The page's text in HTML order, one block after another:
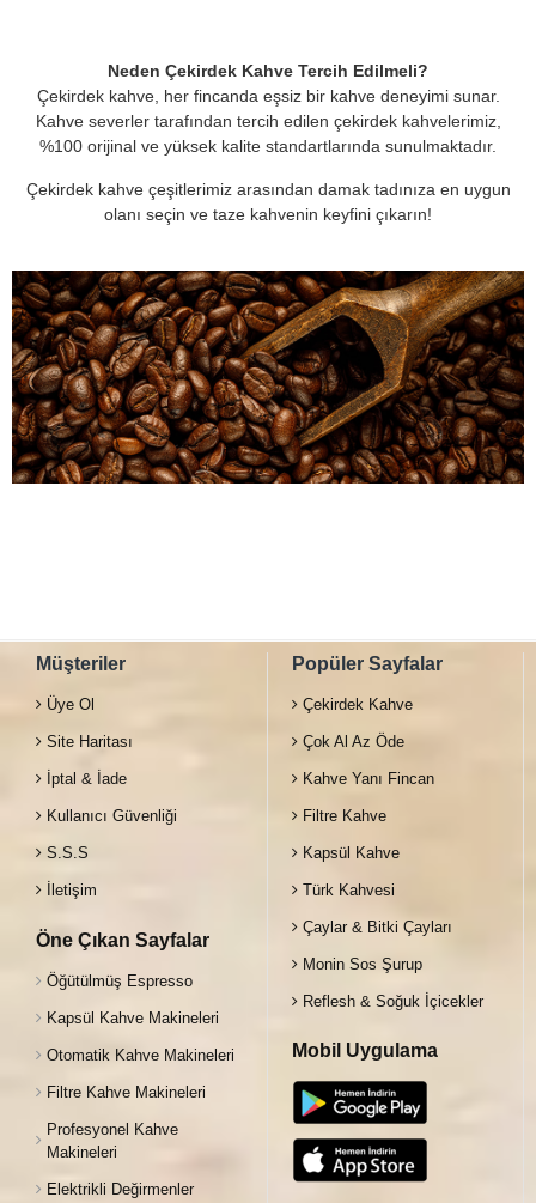
Neden Çekirdek Kahve Tercih Edilmeli?
Çekirdek kahve, her fincanda eşsiz bir kahve deneyimi sunar.
Kahve severler tarafından tercih edilen çekirdek kahvelerimiz,
%100 orijinal ve yüksek kalite standartlarında sunulmaktadır.
Çekirdek kahve çeşitlerimiz arasından damak tadınıza en uygun
olanı seçin ve taze kahvenin keyfini çıkarın!
Müşteriler
Üye Ol
Site Haritası
İptal & İade
Kullanıcı Güvenliği
S.S.S
İletişim
Öne Çıkan Sayfalar
Öğütülmüş Espresso
Kapsül Kahve Makineleri
Otomatik Kahve Makineleri
Filtre Kahve Makineleri
Profesyonel Kahve
Makineleri
Elektrikli Değirmenler
Popüler Sayfalar
Çekirdek Kahve
Çok Al Az Öde
Kahve Yanı Fincan
Filtre Kahve
Kapsül Kahve
Türk Kahvesi
Çaylar & Bitki Çayları
Monin Sos Şurup
Reflesh & Soğuk İçicekler
Mobil Uygulama